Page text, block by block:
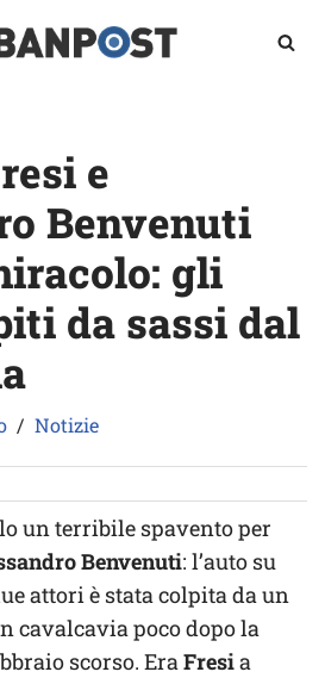
e
Benvenuti
gli
da sassi dal
Notizie
un terribile spavento per
Benvenuti: l’auto su
attori è stata colpita da un
cavalcavia poco dopo la
scorso. EraFresia